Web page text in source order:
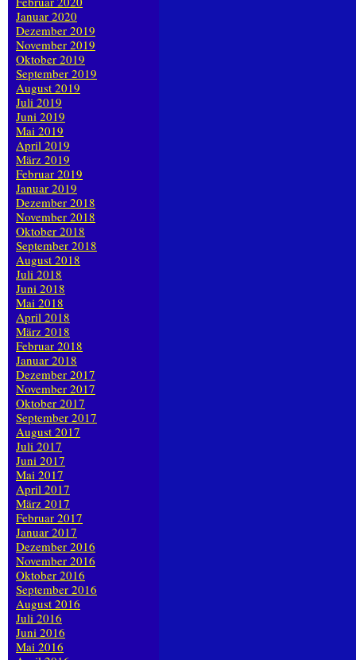
Januar 2020
Dezember 2019
November 2019
Oktober 2019
September 2019
August 2019
Juli 2019
Juni 2019
Mai 2019
April 2019
März 2019
Februar 2019
Januar 2019
Dezember 2018
November 2018
Oktober 2018
September 2018
August 2018
Juli 2018
Juni 2018
Mai 2018
April 2018
März 2018
Februar 2018
Januar 2018
Dezember 2017
November 2017
Oktober 2017
September 2017
August 2017
Juli 2017
Juni 2017
Mai 2017
April 2017
März 2017
Februar 2017
Januar 2017
Dezember 2016
November 2016
Oktober 2016
September 2016
August 2016
Juli 2016
Juni 2016
Mai 2016